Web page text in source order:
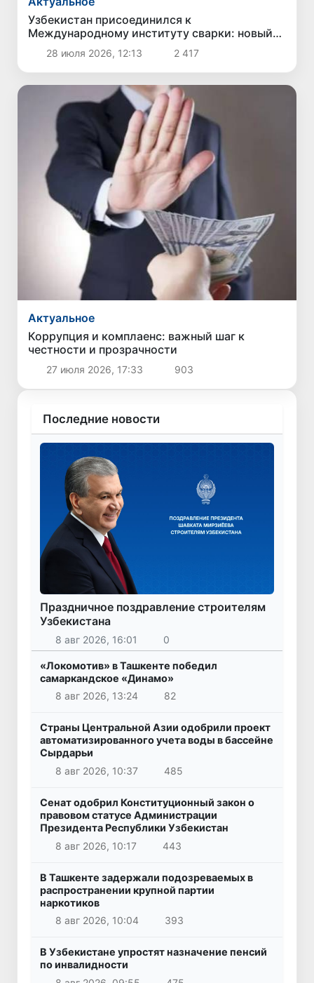
Узбекистан присоединился к
Международному институту сварки: новый
шаг к глобальным стандартам
промышленности
28 июля 2026, 12:13 2 417
Актуальное
Коррупция и комплаенс: важный шаг к
честности и прозрачности
27 июля 2026, 17:33 903
Последние новости
Праздничное поздравление строителям
Узбекистана
8 авг 2026, 16:01 0
«Локомотив» в Ташкенте победил
самаркандское «Динамо»
8 авг 2026, 13:24
82
Страны Центральной Азии одобрили проект
автоматизированного учета воды в бассейне
Сырдарьи
8 авг 2026, 10:37
485
Сенат одобрил Конституционный закон о
правовом статусе Администрации
Президента Республики Узбекистан
8 авг 2026, 10:17
443
В Ташкенте задержали подозреваемых в
распространении крупной партии
наркотиков
8 авг 2026, 10:04
393
В Узбекистане упростят назначение пенсий
по инвалидности